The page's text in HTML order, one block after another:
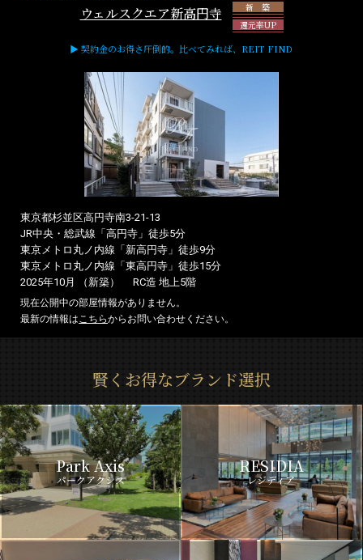
ウェルスクエア新高円寺
新 築
還元率UP
▶ 契約金のお得さ圧倒的。比べてみれば、REIT FIND
東京都杉並区高円寺南3-21-13
JR中央・総武線「高円寺」徒歩5分
東京メトロ丸ノ内線「新高円寺」徒歩9分
東京メトロ丸ノ内線「東高円寺」徒歩15分
2025年10月 （新築）
RC造 地上5階
現在公開中の部屋情報がありません。
最新の情報はこちらからお問い合わせください。
賢くお得なブランド選択
Park Axis
パークアクシス
RESIDIA
レジディア